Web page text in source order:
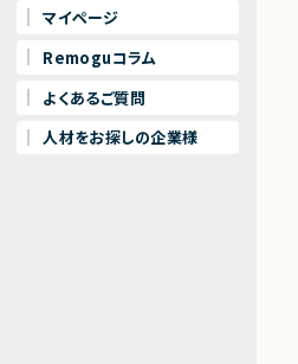
マイページ
Remoguコラム
よくあるご質問
人材をお探しの企業様